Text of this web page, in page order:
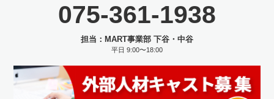
075-361-1938
担当：MART事業部 下谷・中谷
平日 9:00〜18:00